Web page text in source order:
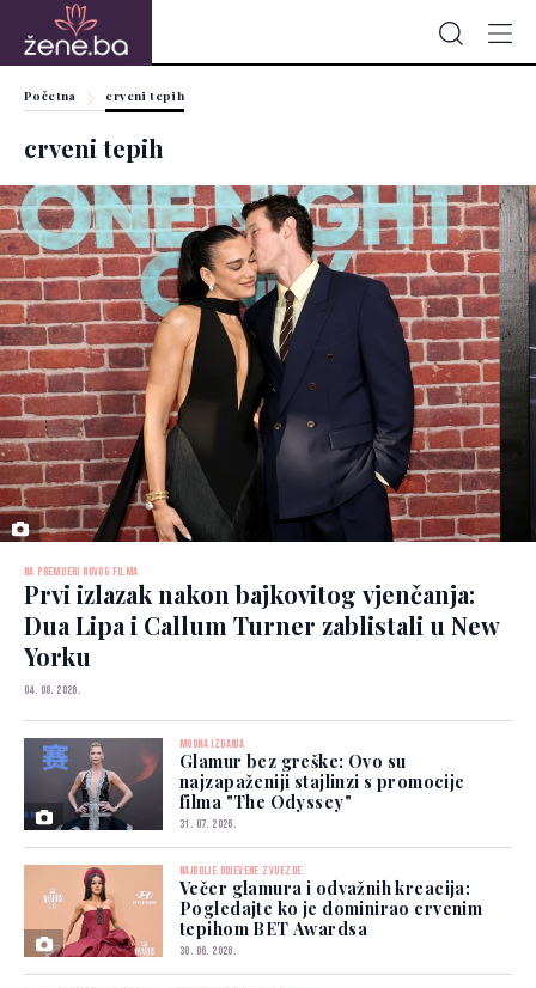
Početna crveni tepih
crveni tepih
NA PREMIJERI NOVOG FILMA
Prvi izlazak nakon bajkovitog vjenčanja:
Dua Lipa i Callum Turner zablistali u New
Yorku
04. 08. 2026.
MODNA IZDANJA
Glamur bez greške: Ovo su
najzapaženiji stajlinzi s promocije
filma "The Odyssey"
31. 07. 2026.
NAJBOLJE ODJEVENE ZVIJEZDE
Večer glamura i odvažnih kreacija:
Pogledajte ko je dominirao crvenim
tepihom BET Awardsa
30. 06. 2026.